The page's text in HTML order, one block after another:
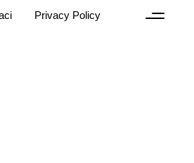
Privacy Policy